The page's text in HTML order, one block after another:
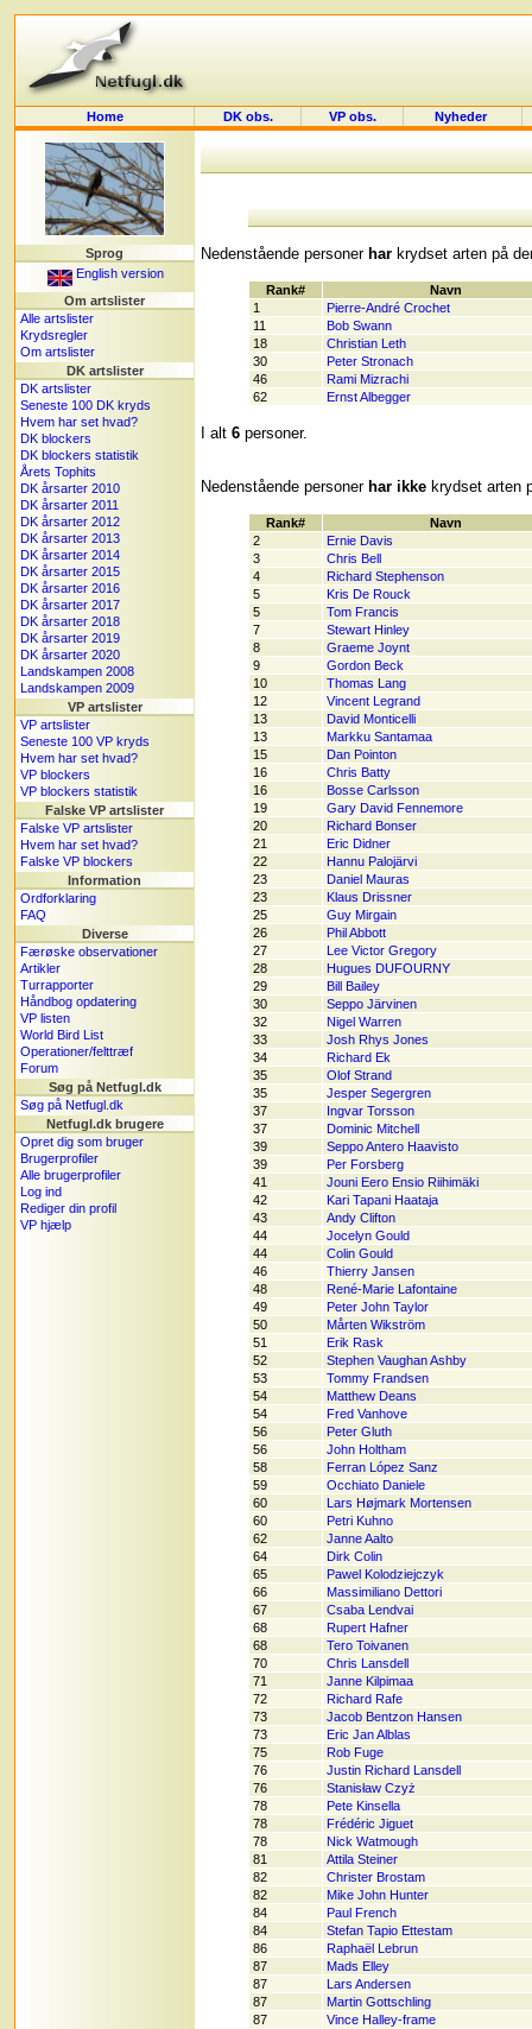
Home DK obs. VP obs. Nyheder
Sprog
English version
Om artslister
Alle artslister
Krydsregler
Om artslister
DK artslister
DK artslister
Seneste 100 DK kryds
Hvem har set hvad?
DK blockers
DK blockers statistik
Årets Tophits
DK årsarter 2010
DK årsarter 2011
DK årsarter 2012
DK årsarter 2013
DK årsarter 2014
DK årsarter 2015
DK årsarter 2016
DK årsarter 2017
DK årsarter 2018
DK årsarter 2019
DK årsarter 2020
Landskampen 2008
Landskampen 2009
VP artslister
VP artslister
Seneste 100 VP kryds
Hvem har set hvad?
VP blockers
VP blockers statistik
Falske VP artslister
Falske VP artslister
Hvem har set hvad?
Falske VP blockers
Information
Ordforklaring
FAQ
Diverse
Færøske observationer
Artikler
Turrapporter
Håndbog opdatering
VP listen
World Bird List
Operationer/felttræf
Forum
Søg på Netfugl.dk
Søg på Netfugl.dk
Netfugl.dk brugere
Opret dig som bruger
Brugerprofiler
Alle brugerprofiler
Log ind
Rediger din profil
VP hjælp
Nedenstående personer har krydset arten på
Rank#
Navn
1
Pierre-André Crochet
11
Bob Swann
18
Christian Leth
30
Peter Stronach
46
Rami Mizrachi
62
Ernst Albegger
I alt 6 personer.
Nedenstående personer har ikke krydset arten
Rank#
Navn
2
Ernie Davis
3
Chris Bell
4
Richard Stephenson
5
Kris De Rouck
5
Tom Francis
7
Stewart Hinley
8
Graeme Joynt
9
Gordon Beck
10
Thomas Lang
12
Vincent Legrand
13
David Monticelli
13
Markku Santamaa
15
Dan Pointon
16
Chris Batty
16
Bosse Carlsson
19
Gary David Fennemore
20
Richard Bonser
21
Eric Didner
22
Hannu Palojärvi
23
Daniel Mauras
23
Klaus Drissner
25
Guy Mirgain
26
Phil Abbott
27
Lee Victor Gregory
28
Hugues DUFOURNY
29
Bill Bailey
30
Seppo Järvinen
32
Nigel Warren
33
Josh Rhys Jones
34
Richard Ek
35
Olof Strand
35
Jesper Segergren
37
Ingvar Torsson
37
Dominic Mitchell
39
Seppo Antero Haavisto
39
Per Forsberg
41
Jouni Eero Ensio Riihimäki
42
Kari Tapani Haataja
43
Andy Clifton
44
Jocelyn Gould
44
Colin Gould
46
Thierry Jansen
48
René-Marie Lafontaine
49
Peter John Taylor
50
Mårten Wikström
51
Erik Rask
52
Stephen Vaughan Ashby
53
Tommy Frandsen
54
Matthew Deans
54
Fred Vanhove
56
Peter Gluth
56
John Holtham
58
Ferran López Sanz
59
Occhiato Daniele
60
Lars Højmark Mortensen
60
Petri Kuhno
62
Janne Aalto
64
Dirk Colin
65
Pawel Kolodziejczyk
66
Massimiliano Dettori
67
Csaba Lendvai
68
Rupert Hafner
68
Tero Toivanen
70
Chris Lansdell
71
Janne Kilpimaa
72
Richard Rafe
73
Jacob Bentzon Hansen
73
Eric Jan Alblas
75
Rob Fuge
76
Justin Richard Lansdell
76
Stanisław Czyż
78
Pete Kinsella
78
Frédéric Jiguet
78
Nick Watmough
81
Attila Steiner
82
Christer Brostam
82
Mike John Hunter
84
Paul French
84
Stefan Tapio Ettestam
86
Raphaël Lebrun
87
Mads Elley
87
Lars Andersen
87
Martin Gottschling
87
Vince Halley-frame